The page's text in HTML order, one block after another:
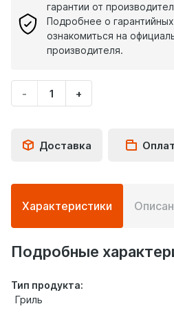
гарантии от
Подробнее о
ознакомиться на
производителя.
-
Укажите
количество
+
Доставка
Подробная
информация
о
товаре
Характеристики
Подробные
Тип продукта:
Гриль